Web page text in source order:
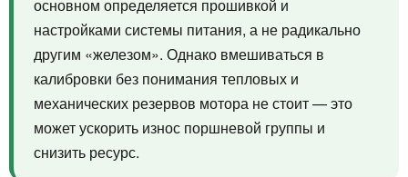
основном определяется прошивкой и
настройками системы питания, а не радикально
другим «железом». Однако вмешиваться в
калибровки без понимания тепловых и
механических резервов мотора не стоит — это
может ускорить износ поршневой группы и
снизить ресурс.